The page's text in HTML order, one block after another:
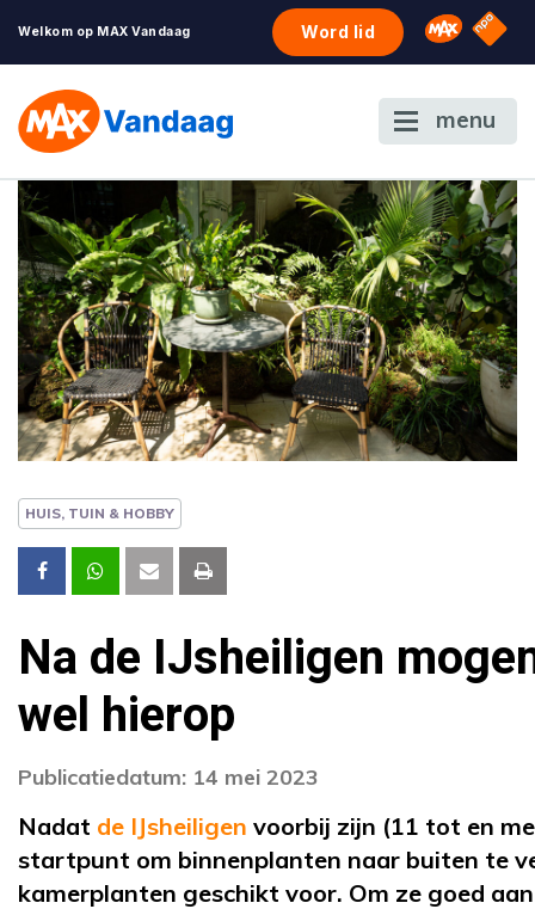
Welkom op MAX Vandaag Word lid Omroep
NPO
menu
HUIS, TUIN & HOBBY
Na de IJsheiligen
wel hierop
Publicatiedatum: 14 mei 2023
Nadat de IJsheiligen voorbij zijn (11 tot en
startpunt om binnenplanten naar buiten te
kamerplanten geschikt voor. Om ze goed